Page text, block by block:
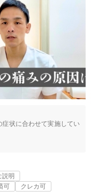
状に合わせて実施してい
。
説明
可
クレカ可